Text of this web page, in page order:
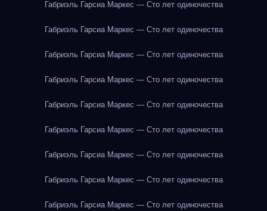
Габриэль Гарсиа Маркес — Сто лет одиночества
Габриэль Гарсиа Маркес — Сто лет одиночества
Габриэль Гарсиа Маркес — Сто лет одиночества
Габриэль Гарсиа Маркес — Сто лет одиночества
Габриэль Гарсиа Маркес — Сто лет одиночества
Габриэль Гарсиа Маркес — Сто лет одиночества
Габриэль Гарсиа Маркес — Сто лет одиночества
Габриэль Гарсиа Маркес — Сто лет одиночества
Габриэль Гарсиа Маркес — Сто лет одиночества